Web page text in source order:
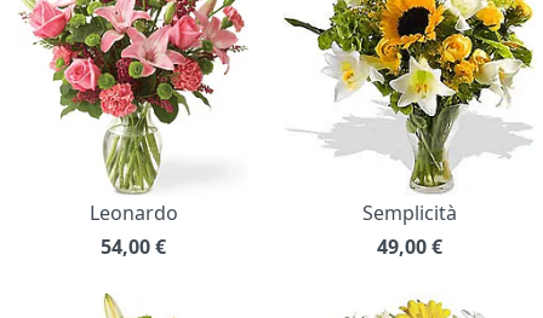
Leonardo
54,00€
Semplicità
49,00€